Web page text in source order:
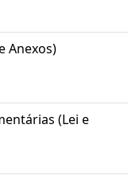
Anexos)
(Lei e